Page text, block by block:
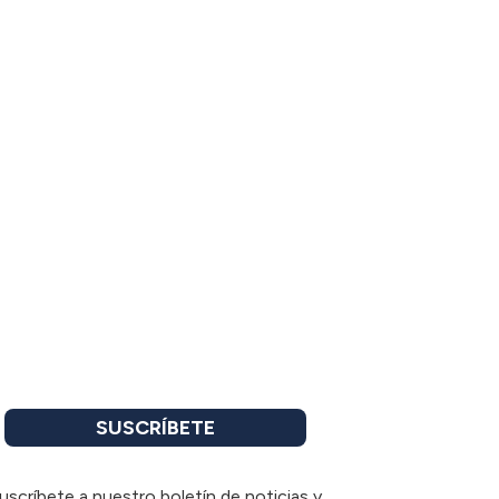
SUSCRÍBETE